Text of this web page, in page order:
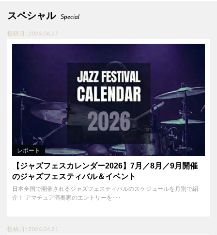
スペシャル Special
投稿日 : 2026.06.27
レポート
【ジャズフェスカレンダー2026】7月／8月／9月開催
のジャズフェスティバル＆イベント
日本全国で開催されるジャズフェスティバルのスケジュールを月別で紹
介！ アマチュア演奏家のエントリーを･･･
投稿日 : 2026.04.21